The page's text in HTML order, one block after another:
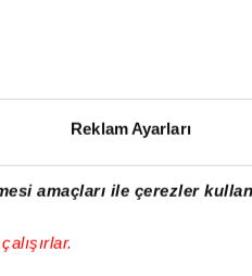
Reklam Ayarları
amaçları ile çerezler
iyi olduğu
geçemediği
mu oynar bilemem.
Bu maçı